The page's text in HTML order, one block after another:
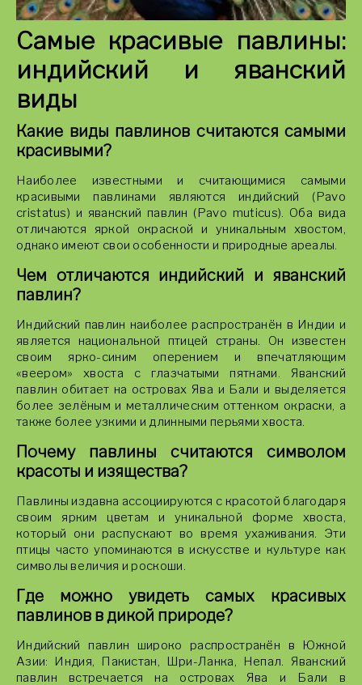
Самые красивые павлины:
индийский и яванский
виды
Какие виды павлинов считаются самыми
красивыми?
Наиболее известными и считающимися самыми
красивыми павлинами являются индийский (Pavo
cristatus) и яванский павлин (Pavo muticus). Оба вида
отличаются яркой окраской и уникальным хвостом,
однако имеют свои особенности и природные ареалы.
Чем отличаются индийский и яванский
павлин?
Индийский павлин наиболее распространён в Индии и
является национальной птицей страны. Он известен
своим ярко-синим оперением и впечатляющим
«веером» хвоста с глазчатыми пятнами. Яванский
павлин обитает на островах Ява и Бали и выделяется
более зелёным и металлическим оттенком окраски, а
также более узкими и длинными перьями хвоста.
Почему павлины считаются символом
красоты и изящества?
Павлины издавна ассоциируются с красотой благодаря
своим ярким цветам и уникальной форме хвоста,
который они распускают во время ухаживания. Эти
птицы часто упоминаются в искусстве и культуре как
символы величия и роскоши.
Где можно увидеть самых красивых
павлинов в дикой природе?
Индийский павлин широко распространён в Южной
Азии: Индия, Пакистан, Шри-Ланка, Непал. Яванский
павлин встречается на островах Ява и Бали в